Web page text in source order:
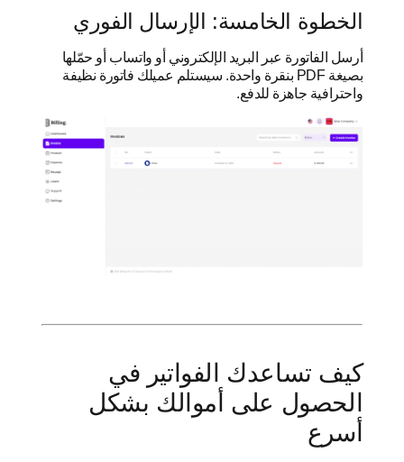
الخطوة الخامسة: الإرسال الفوري
أرسل الفاتورة عبر البريد الإلكتروني أو واتساب أو حمّلها
بصيغة PDF بنقرة واحدة. سيستلم عميلك فاتورة نظيفة
واحترافية جاهزة للدفع.
كيف تساعدك الفواتير في
الحصول على أموالك بشكل
أسرع